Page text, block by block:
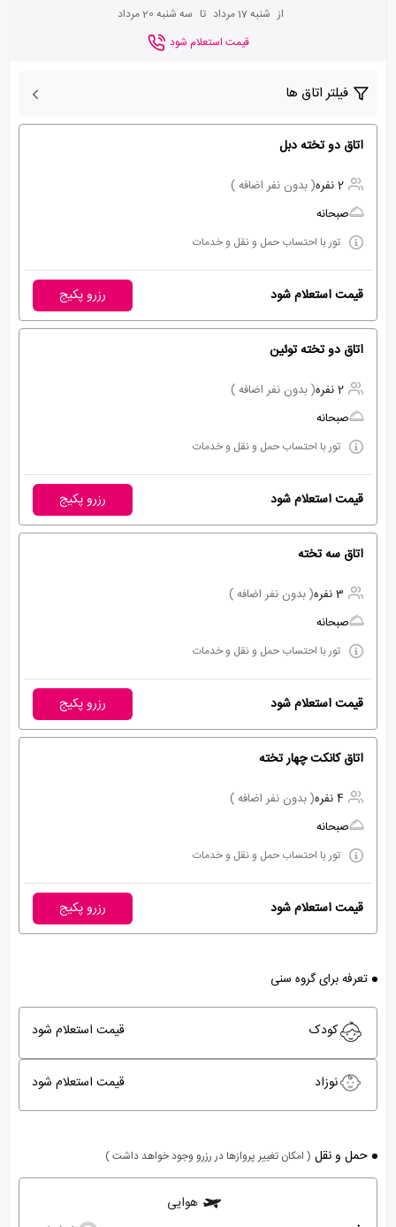
از شنبه 17 مرداد تا سه شنبه 20 مرداد
قیمت استعلام شود
فیلتر اتاق ها
اتاق دو تخته دبل
2 نفره
( بدون نفر اضافه )
صبحانه
تور با احتساب حمل و نقل و خدمات
قیمت استعلام شود رزرو پکیج
اتاق دو تخته توئین
2 نفره
( بدون نفر اضافه )
صبحانه
تور با احتساب حمل و نقل و خدمات
قیمت استعلام شود رزرو پکیج
اتاق سه تخته
3 نفره
( بدون نفر اضافه )
صبحانه
تور با احتساب حمل و نقل و خدمات
قیمت استعلام شود رزرو پکیج
اتاق کانکت چهار تخته
4 نفره
( بدون نفر اضافه )
صبحانه
تور با احتساب حمل و نقل و خدمات
قیمت استعلام شود رزرو پکیج
تعرفه برای گروه سنی
کودک قیمت استعلام شود
نوزاد قیمت استعلام شود
حمل و نقل ( امکان تغییر پروازها در رزرو وجود خواهد داشت )
هوایی